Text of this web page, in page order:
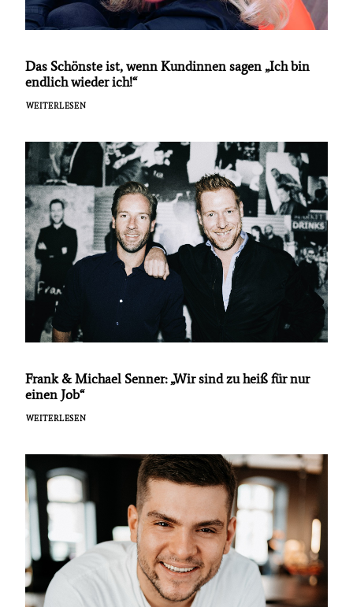
Das Schönste ist, wenn Kundinnen sagen „Ich bin
endlich wieder ich!“
WEITERLESEN
Frank & Michael Senner: „Wir sind zu heiß für nur
einen Job“
WEITERLESEN